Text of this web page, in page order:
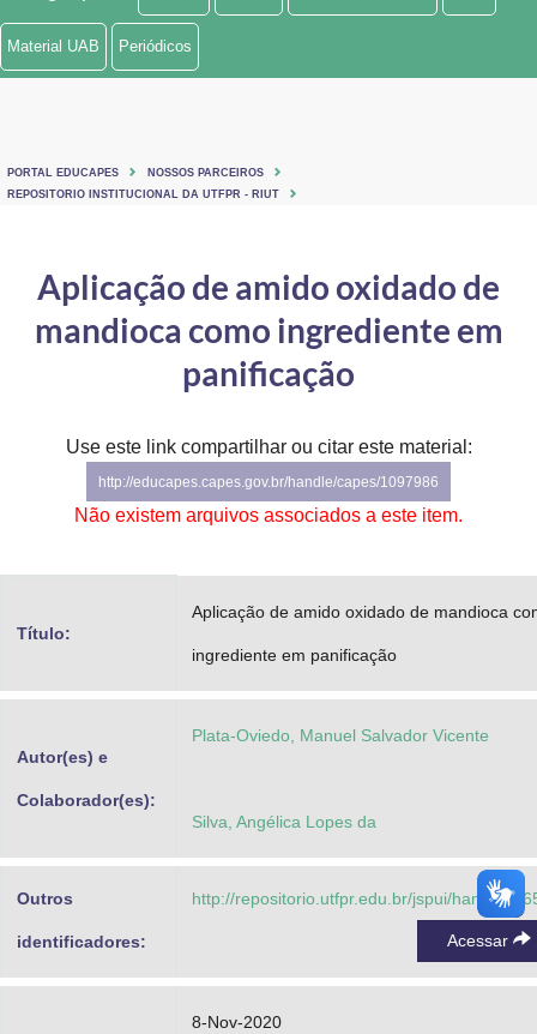
Ministério de Minas e Energia
Ministério do Turismo
Controladoria-Geral da União
Ministério da Mulher, da Família e dos Direitos Humanos
Secretaria de Governo
Gabinete de Segurança Institucional
Material UAB Periódicos
PORTAL EDUCAPES
NOSSOS PARCEIROS
REPOSITORIO INSTITUCIONAL DA UTFPR - RIUT
Aplicação de amido oxidado de
mandioca como ingrediente em
panificação
Use este link compartilhar ou citar este material:
http://educapes.capes.gov.br/handle/capes/1097986
Não existem arquivos associados a este item.
Título:
Aplicação de amido oxidado de mandioca
ingrediente em panificação
Autor(es) e
Colaborador(es):
Plata-Oviedo, Manuel Salvador Vicente
Silva, Angélica Lopes da
Outros
identificadores:
http://repositorio.utfpr.edu.br/jspui/handle/1/
Acessar
8-Nov-2020